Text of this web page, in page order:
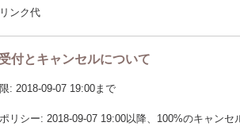
ンク代
付とキャンセルについて
: 2018-09-07 19:00まで
リシー: 2018-09-07 19:00以降、100%のキャンセ